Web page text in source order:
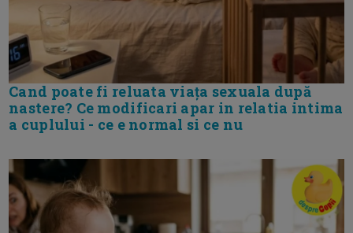
Cand poate fi reluata viața sexuala după
nastere? Ce modificari apar in relatia intima
a cuplului - ce e normal si ce nu